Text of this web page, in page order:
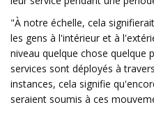
"À notre échelle, cela
les gens à l'intérieur et à
niveau quelque chose
services sont déployés à
instances, cela signifie
seraient soumis à ces